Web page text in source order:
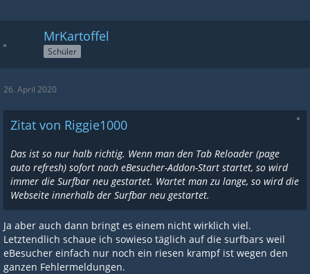
MrKartoffel
Schüler
26. April 2020
Zitat von Riggie1000
Das ist so nur halb richtig. Wenn man den Tab Reloader (page
auto refresh) sofort nach eBesucher-Addon-Start startet, so wird
immer die Surfbar neu gestartet. Wartet man zu lange, so wird die
Webseite innerhalb der Surfbar neu gestartet.
Ja aber auch dann bringt es einem nicht wirklich viel.
Letztendlich schaue ich sowieso täglich auf die surfbars weil
eBesucher einfach nur noch ein riesen krampf ist wegen den
ganzen Fehlermeldungen.